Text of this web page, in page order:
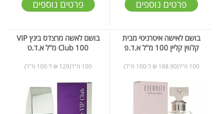
פרטים נוספים פרטים נוספים
בושם לאישה איטרניטי מבית
קלווין קליין 100 מ"ל א.ד.פ
100 מ"ל(188.90 ₪ ל-100 מ"ל)
בושם לאשה מרצדס בינץ VIP
Club 100 מ"ל א.ד.ט
100 מ"ל(129 ₪ ל-100 מ"ל)